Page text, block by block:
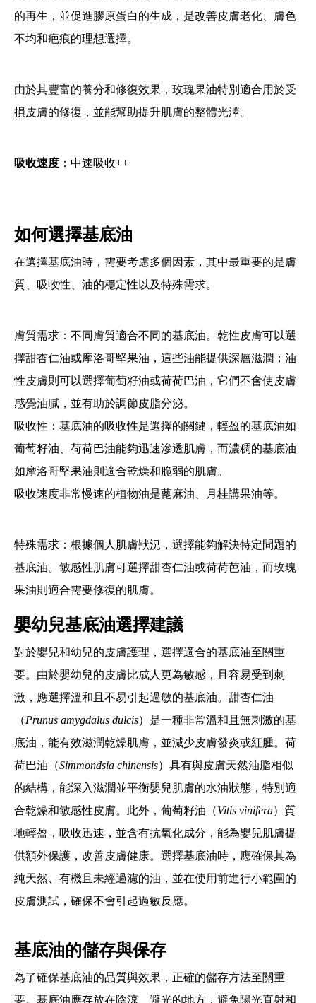
的再生，並促進膠原蛋白的生成，是改善皮膚老化、膚色
不均和疤痕的理想選擇。
由於其豐富的養分和修復效果，玫瑰果油特別適合用於受
損皮膚的修復，並能幫助提升肌膚的整體光澤。
吸收速度 ：中速吸收++
如何選擇基底油
在選擇基底油時，需要考慮多個因素，其中最重要的是膚
質、吸收性、油的穩定性以及特殊需求。
膚質需求 ：不同膚質適合不同的基底油。乾性皮膚可以選
擇甜杏仁油或摩洛哥堅果油，這些油能提供深層滋潤；油
性皮膚則可以選擇葡萄籽油或荷荷巴油，它們不會使皮膚
感覺油膩，並有助於調節皮脂分泌。
吸收性 ：基底油的吸收性是選擇的關鍵，輕盈的基底油如
葡萄籽油、荷荷巴油能夠迅速滲透肌膚，而濃稠的基底油
如摩洛哥堅果油則適合乾燥和脆弱的肌膚。
吸收速度非常慢速的植物油是蓖麻油、月桂講果油等。
特殊需求 ：根據個人肌膚狀況，選擇能夠解決特定問題的
基底油。敏感性肌膚可選擇甜杏仁油或荷荷芭油，而玫瑰
果油則適合需要修復的肌膚。
嬰幼兒基底油選擇建議
對於嬰兒和幼兒的皮膚護理，選擇適合的基底油至關重
要。由於嬰幼兒的皮膚比成人更為敏感，且容易受到刺
激，應選擇溫和且不易引起過敏的基底油。甜杏仁油
（Prunus amygdalus dulcis）是一種非常溫和且無刺激的基
底油，能有效滋潤乾燥肌膚，並減少皮膚發炎或紅腫。荷
荷巴油（Simmondsia chinensis）具有與皮膚天然油脂相似
的結構，能深入滋潤並平衡嬰兒肌膚的水油狀態，特別適
合乾燥和敏感性皮膚。此外，葡萄籽油（Vitis vinifera）質
地輕盈，吸收迅速，並含有抗氧化成分，能為嬰兒肌膚提
供額外保護，改善皮膚健康。選擇基底油時，應確保其為
純天然、有機且未經過濾的油，並在使用前進行小範圍的
皮膚測試，確保不會引起過敏反應。
基底油的儲存與保存
為了確保基底油的品質與效果，正確的儲存方法至關重
要。基底油應存放在陰涼、避光的地方，避免陽光直射和